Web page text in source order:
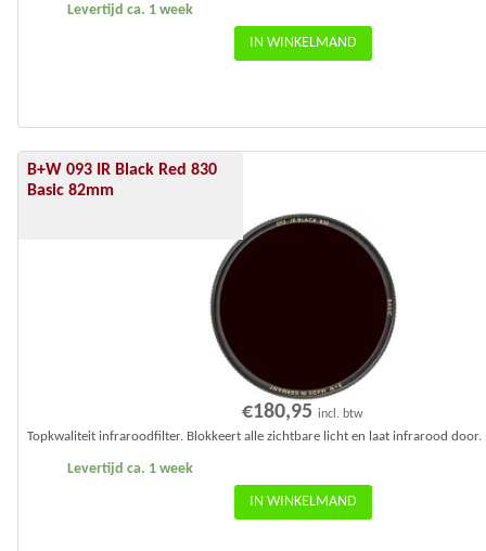
Levertijd ca. 1 week
IN WINKELMAND
B+W 093 IR Black Red 830
Basic 82mm
€180,95 incl. btw
Levertijd ca. 1 week
Topkwaliteit infraroodfilter. Blokkeert alle zichtbare licht en laat infrarood door.
IN WINKELMAND